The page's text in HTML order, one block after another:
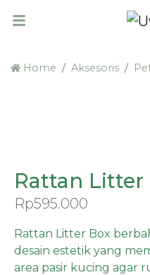
Home Aksesoris
Rattan Litter
Rp595.000
Rattan Litter Box
desain estetik yang
area pasir kucing agar